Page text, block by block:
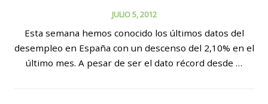
JULIO 5, 2012
Esta semana hemos conocido los últimos datos del
desempleo en España con un descenso del 2,10% en el
último mes. A pesar de ser el dato récord desde …